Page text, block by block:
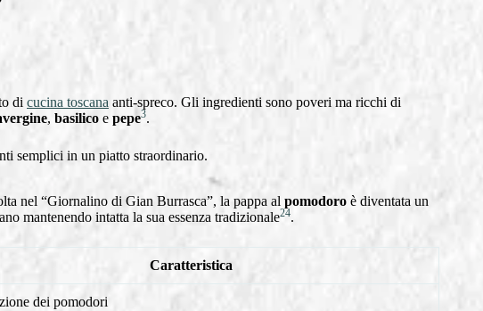
di cucina toscana anti-spreco. Gli ingredienti sono poveri ma ricchi di
, basilico e pepe3.
semplici in un piatto straordinario.
nel “Giornalino di Gian Burrasca”, la pappa al pomodoro è diventata un
mantenendo intatta la sua essenza tradizionale24.
Caratteristica
dei pomodori